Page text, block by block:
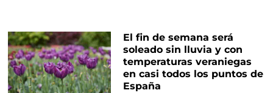
El fin de semana será
soleado sin lluvia y con
temperaturas veraniegas
en casi todos los puntos de
España